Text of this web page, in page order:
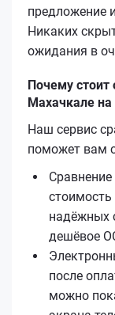
предложение
Никаких
ожидания в
Почему
Махачкале на
Наш сервис
поможет вам
стоимость
надёжных
дешёвое
после
можно